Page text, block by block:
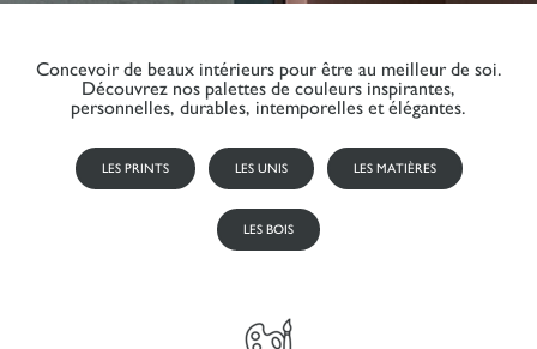
Concevoir de beaux intérieurs pour être au meilleur de soi.
Découvrez nos palettes de couleurs inspirantes,
personnelles, durables, intemporelles et élégantes.
LES PRINTS LES UNIS LES MATIÈRES
LES BOIS